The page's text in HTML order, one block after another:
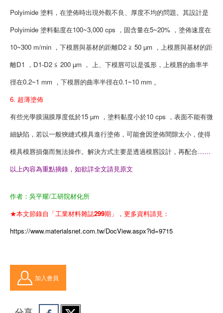
Polyimide 塗料，在塗佈時出現外觀不良、厚度不均的問題。其設計是
Polyimide 塗料黏度在100~3,000 cps ，固含量在5~20% ，塗佈速度在
10~300 m/min ，下模唇與基材的距離D2 ≧ 50 µm ，上模唇與基材的距
離D1 ，D1-D2 ≦ 200 µm ， 上、下模唇可以是弧形，上模唇的曲率半
徑在0.2~1 mm ，下模唇的曲率半徑在0.1~10 mm 。
6. 超薄塗佈
有些光學膜濕膜厚度低於15 µm ，塗料黏度小於10 cps ，表面不能有微
細缺陷，若以一般狹縫式模具進行塗佈，可能會因塗佈間隙太小，使得
模具模唇損傷而無法操作。解決方式主要是透過模唇設計，再配合……
以上內容為重點摘錄，如欲詳全文請見原文
作者：吳平耀/工研院材化所
★本文節錄自「工業材料雜誌299期」，更多資料請見：
https://www.materialsnet.com.tw/DocView.aspx?id=9715
加入會員